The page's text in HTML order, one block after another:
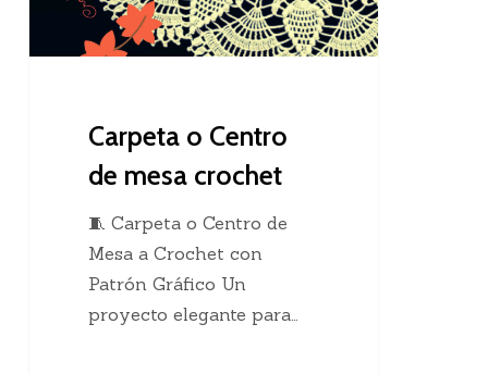
Carpeta o Centro
de mesa crochet
🧵 Carpeta o Centro de
Mesa a Crochet con
Patrón Gráfico Un
proyecto elegante para…